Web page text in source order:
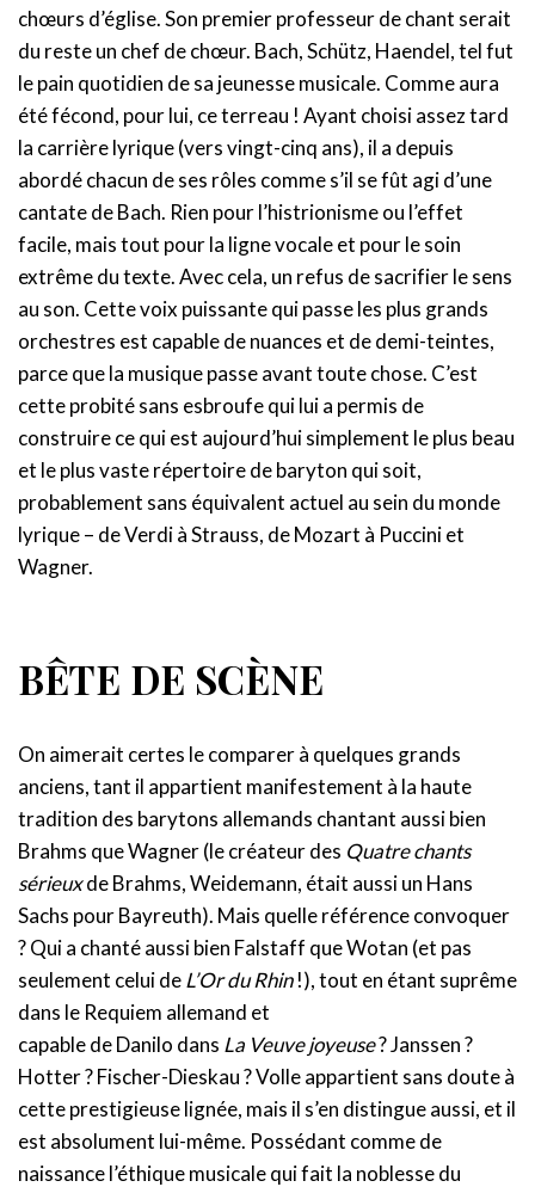
chœurs d’église. Son premier professeur de chant serait
du reste un chef de chœur. Bach, Schütz, Haendel, tel fut
le pain quotidien de sa jeunesse musicale. Comme aura
été fécond, pour lui, ce terreau ! Ayant choisi assez tard
la carrière lyrique (vers vingt-cinq ans), il a depuis
abordé chacun de ses rôles comme s’il se fût agi d’une
cantate de Bach. Rien pour l’histrionisme ou l’effet
facile, mais tout pour la ligne vocale et pour le soin
extrême du texte. Avec cela, un refus de sacrifier le sens
au son. Cette voix puissante qui passe les plus grands
orchestres est capable de nuances et de demi-teintes,
parce que la musique passe avant toute chose. C’est
cette probité sans esbroufe qui lui a permis de
construire ce qui est aujourd’hui simplement le plus beau
et le plus vaste répertoire de baryton qui soit,
probablement sans équivalent actuel au sein du monde
lyrique – de Verdi à Strauss, de Mozart à Puccini et
Wagner.
BÊTE DE SCÈNE
On aimerait certes le comparer à quelques grands
anciens, tant il appartient manifestement à la haute
tradition des barytons allemands chantant aussi bien
Brahms que Wagner (le créateur des Quatre chants
sérieuxde Brahms, Weidemann, était aussi un Hans
Sachs pour Bayreuth). Mais quelle référence convoquer
? Qui a chanté aussi bien Falstaff que Wotan (et pas
seulement celui deL’Or du Rhin!), tout en étant suprême
dans le Requiem allemand et
capable de Danilo dans La Veuve joyeuse? Janssen ?
Hotter ? Fischer-Dieskau ? Volle appartient sans doute à
cette prestigieuse lignée, mais il s’en distingue aussi, et il
est absolument lui-même. Possédant comme de
naissance l’éthique musicale qui fait la noblesse du